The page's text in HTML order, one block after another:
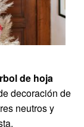
de hoja
decoración de
neutros y